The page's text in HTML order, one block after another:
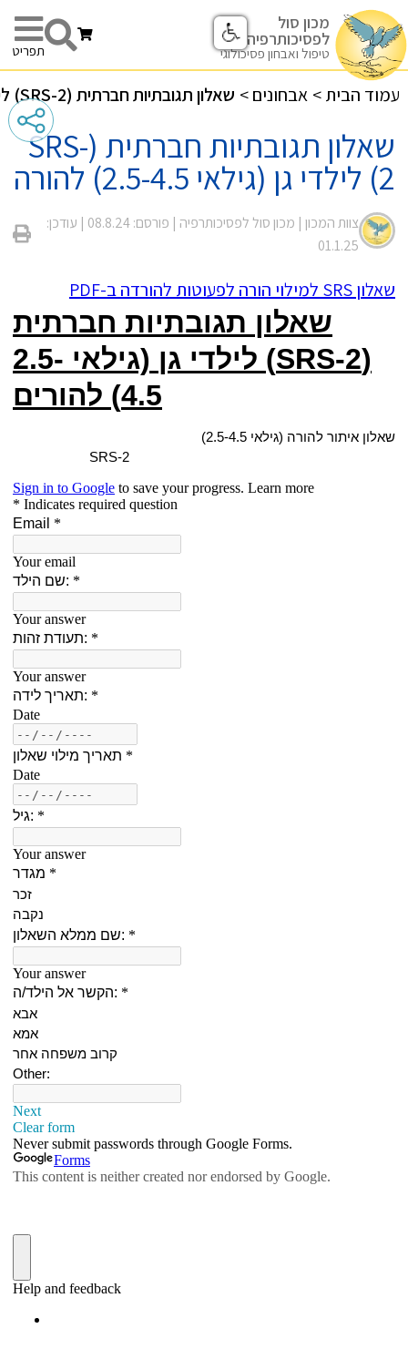
מכון סול
לפסיכותרפיה
טיפול ואבחון פסיכולוגי תפריט
שאלון תגובתיות חברתית (SRS-2) לילדי גן (גילאי 2.5-4.5) להורה > אבחונים > עמוד הבית
שאלון תגובתיות חברתית (SRS-
2) לילדי גן (גילאי 2.5-4.5) להורה
צוות המכון | מכון סול לפסיכותרפיה | פורסם: 08.8.24
| עודכן:
01.1.25
שאלון SRS למילוי הורה לפעוטות להורדה ב-PDF